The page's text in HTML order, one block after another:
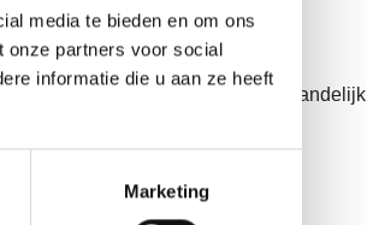
media te bieden en om ons
onze partners voor social
informatie die u aan ze heeft
Marketing
afdeling Geneeskunde voor Verstandelijk